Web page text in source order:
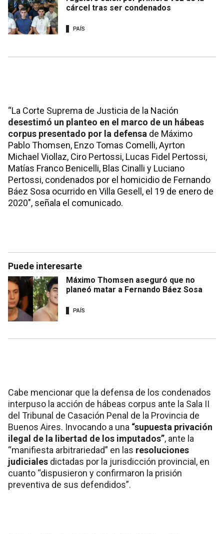
cárcel tras ser condenados
PAÍS
“La Corte Suprema de Justicia de la Nación
desestimó un planteo en el marco de un hábeas
corpus presentado por la defensa de Máximo
Pablo Thomsen, Enzo Tomas Comelli, Ayrton
Michael Viollaz, Ciro Pertossi, Lucas Fidel Pertossi,
Matías Franco Benicelli, Blas Cinalli y Luciano
Pertossi, condenados por el homicidio de Fernando
Báez Sosa ocurrido en Villa Gesell, el 19 de enero de
2020″, señala el comunicado.
Puede interesarte
Máximo Thomsen aseguró que no
planeó matar a Fernando Báez Sosa
PAÍS
Cabe mencionar que la defensa de los condenados
interpuso la acción de hábeas corpus ante la Sala II
del Tribunal de Casación Penal de la Provincia de
Buenos Aires. Invocando a una “supuesta privación
ilegal de la libertad de los imputados”, ante la
“manifiesta arbitrariedad” en las resoluciones
judiciales dictadas por la jurisdicción provincial, en
cuanto “dispusieron y confirmaron la prisión
preventiva de sus defendidos”.